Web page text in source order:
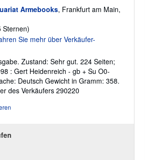
Armebooks, Frankfurt am Main,
Sternen)
5
Sternen
Zustand: Sehr gut. 224 Seiten;
: Gert Heidenreich - gb + Su O0-
Deutsch Gewicht in Gramm: 358.
des Verkäufers 290220